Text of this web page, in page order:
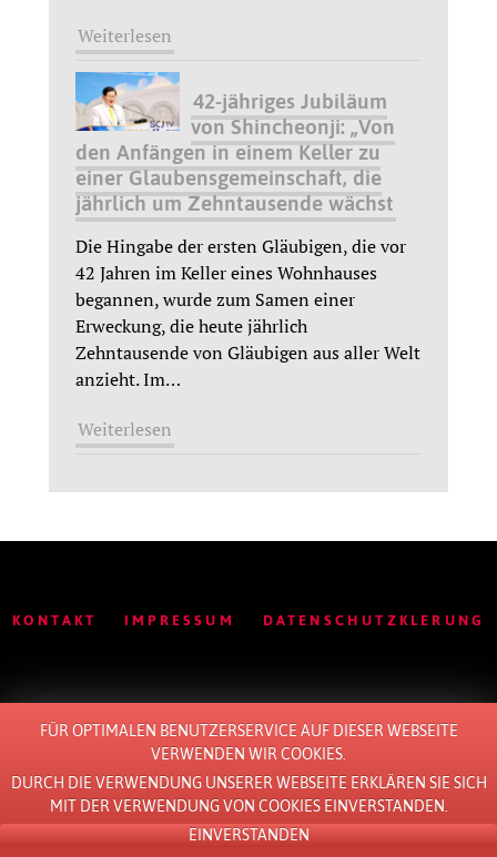
Weiterlesen
42-jähriges Jubiläum
von Shincheonji: „Von
den Anfängen in einem Keller zu
einer Glaubensgemeinschaft, die
jährlich um Zehntausende wächst
Die Hingabe der ersten Gläubigen, die vor
42 Jahren im Keller eines Wohnhauses
begannen, wurde zum Samen einer
Erweckung, die heute jährlich
Zehntausende von Gläubigen aus aller Welt
anzieht. Im…
Weiterlesen
KONTAKT IMPRESSUM DATENSCHUTZKLERUNG
© 2011 - 2026 ALL RIGHTS RESERVED. BY
FÜR OPTIMALEN BENUTZERSERVICE AUF DIESER WEBSEITE
VERWENDEN WIR COOKIES.
DURCH DIE VERWENDUNG UNSERER WEBSEITE ERKLÄREN SIE SICH
MIT DER VERWENDUNG VON COOKIES EINVERSTANDEN.
EINVERSTANDEN